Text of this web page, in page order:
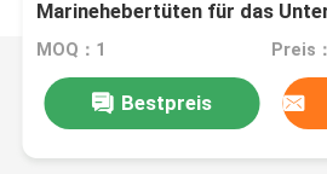
Marinehebertüten für das
MOQ：1 Preis
Bestpreis